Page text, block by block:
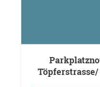
Parkplatznot im Wohngebiet